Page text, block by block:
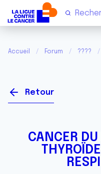
Accueil Forum ????
Retour
CANCER